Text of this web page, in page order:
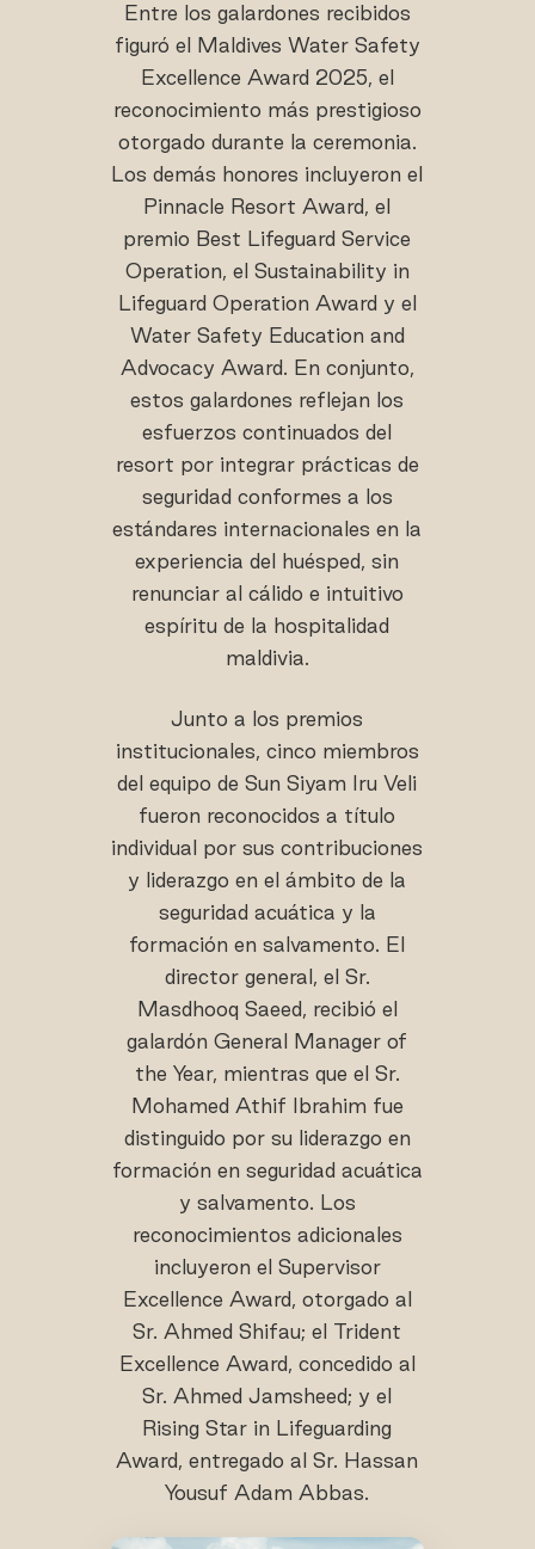
Entre los galardones recibidos
figuró el Maldives Water Safety
Excellence Award 2025, el
reconocimiento más prestigioso
otorgado durante la ceremonia.
Los demás honores incluyeron el
Pinnacle Resort Award, el
premio Best Lifeguard Service
Operation, el Sustainability in
Lifeguard Operation Award y el
Water Safety Education and
Advocacy Award. En conjunto,
estos galardones reflejan los
esfuerzos continuados del
resort por integrar prácticas de
seguridad conformes a los
estándares internacionales en la
experiencia del huésped, sin
renunciar al cálido e intuitivo
espíritu de la hospitalidad
maldivia.
Junto a los premios
institucionales, cinco miembros
del equipo de Sun Siyam Iru Veli
fueron reconocidos a título
individual por sus contribuciones
y liderazgo en el ámbito de la
seguridad acuática y la
formación en salvamento. El
director general, el Sr.
Masdhooq Saeed, recibió el
galardón General Manager of
the Year, mientras que el Sr.
Mohamed Athif Ibrahim fue
distinguido por su liderazgo en
formación en seguridad acuática
y salvamento. Los
reconocimientos adicionales
incluyeron el Supervisor
Excellence Award, otorgado al
Sr. Ahmed Shifau; el Trident
Excellence Award, concedido al
Sr. Ahmed Jamsheed; y el
Rising Star in Lifeguarding
Award, entregado al Sr. Hassan
Yousuf Adam Abbas.